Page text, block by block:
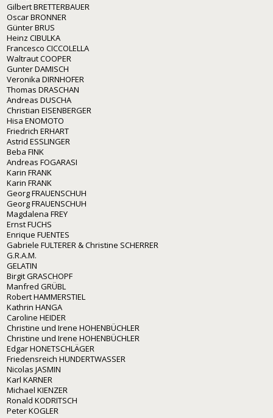
Gilbert BRETTERBAUER
Oscar BRONNER
Günter BRUS
Heinz CIBULKA
Francesco CICCOLELLA
Waltraut COOPER
Gunter DAMISCH
Veronika DIRNHOFER
Thomas DRASCHAN
Andreas DUSCHA
Christian EISENBERGER
Hisa ENOMOTO
Friedrich ERHART
Astrid ESSLINGER
Beba FINK
Andreas FOGARASI
Karin FRANK
Karin FRANK
Georg FRAUENSCHUH
Georg FRAUENSCHUH
Magdalena FREY
Ernst FUCHS
Enrique FUENTES
Gabriele FULTERER & Christine SCHERRER
G.R.A.M.
GELATIN
Birgit GRASCHOPF
Manfred GRÜBL
Robert HAMMERSTIEL
Kathrin HANGA
Caroline HEIDER
Christine und Irene HOHENBÜCHLER
Christine und Irene HOHENBÜCHLER
Edgar HONETSCHLÄGER
Friedensreich HUNDERTWASSER
Nicolas JASMIN
Karl KARNER
Michael KIENZER
Ronald KODRITSCH
Peter KOGLER